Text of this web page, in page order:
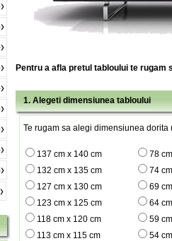
Pentru a afla pretul tabloului te rugam
1. Alegeti dimensiunea tabloului
Te rugam sa alegi dimensiunea dorita
137 cm x 140 cm
78
132 cm x 135 cm
74
127 cm x 130 cm
69
123 cm x 125 cm
64
118 cm x 120 cm
59
113 cm x 115 cm
54